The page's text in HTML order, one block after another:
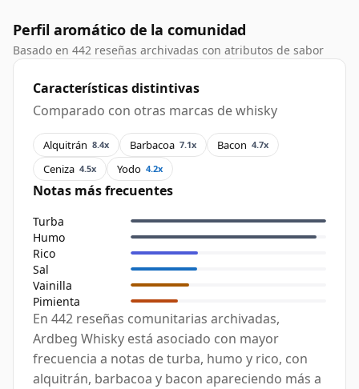
Perfil aromático de la comunidad
Basado en 442 reseñas archivadas con atributos de sabor
Características distintivas
Comparado con otras marcas de whisky
Alquitrán 8.4x Barbacoa 7.1x Bacon 4.7x
Ceniza 4.5x Yodo 4.2x
Notas más frecuentes
Turba
Humo
Rico
Sal
Vainilla
Pimienta
En 442 reseñas comunitarias archivadas,
Ardbeg Whisky está asociado con mayor
frecuencia a notas de turba, humo y rico, con
alquitrán, barbacoa y bacon apareciendo más a